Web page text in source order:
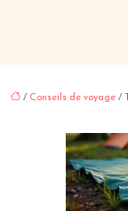
/ Conseils de voyage /